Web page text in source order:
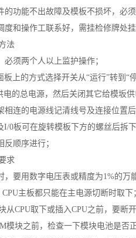
的功能不出故障及模板不损坏，必
度和操作工联系好，需挂检修牌处挂
法
必须两个人以上监护操作；
板上的方式选择开关从“运行”转到“
电的总电源，然后关闭其它给模坂供
相连的电源线记清线号及连接位置
I/0板可在旋转模板下方的螺丝后拆下
反顺序进行；
求
，要用数字电压表或精度为1%的万
CPU主板都只能在主电源切断时取下
从CPU取下或插入CPU之前，要断
模块之前，检查一下模块电池是否